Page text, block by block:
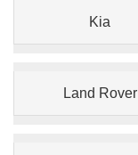
Kia
Land Rover